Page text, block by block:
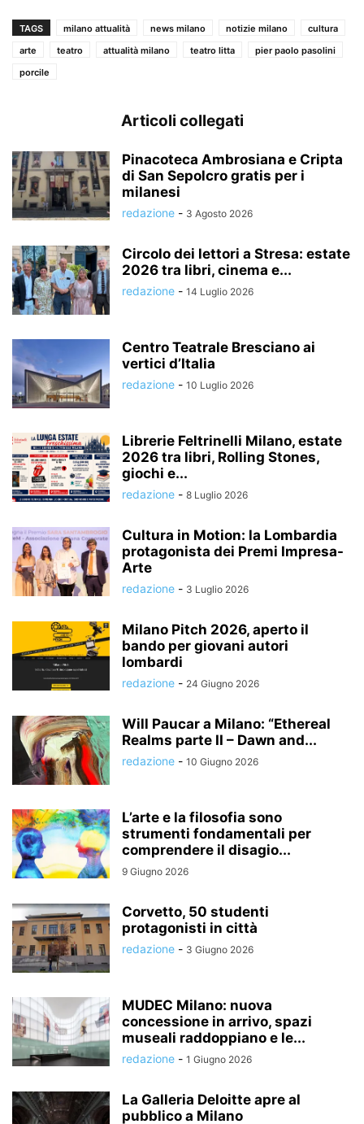
TAGS milano attualità news milano notizie milano
cultura
arte
teatro attualità milano teatro litta
pier paolo pasolini
porcile
Articoli collegati
Pinacoteca Ambrosiana e Cripta
di San Sepolcro gratis per i
milanesi
redazione - 3 Agosto 2026
Circolo dei lettori a Stresa: estate
2026 tra libri, cinema e...
redazione - 14 Luglio 2026
Centro Teatrale Bresciano ai
vertici d’Italia
redazione - 10 Luglio 2026
Librerie Feltrinelli Milano, estate
2026 tra libri, Rolling Stones,
giochi e...
redazione - 8 Luglio 2026
Cultura in Motion: la Lombardia
protagonista dei Premi Impresa-
Arte
redazione - 3 Luglio 2026
Milano Pitch 2026, aperto il
bando per giovani autori
lombardi
redazione - 24 Giugno 2026
Will Paucar a Milano: “Ethereal
Realms parte II – Dawn and...
redazione - 10 Giugno 2026
L’arte e la filosofia sono
strumenti fondamentali per
comprendere il disagio...
9 Giugno 2026
Corvetto, 50 studenti
protagonisti in città
redazione - 3 Giugno 2026
MUDEC Milano: nuova
concessione in arrivo, spazi
museali raddoppiano e le...
redazione - 1 Giugno 2026
La Galleria Deloitte apre al
pubblico a Milano